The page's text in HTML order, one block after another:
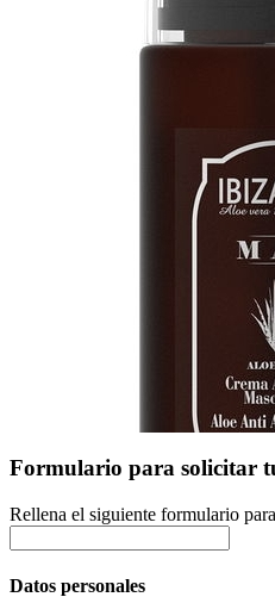
Formulario para solicitar
Rellena el siguiente formulario
Datos personales